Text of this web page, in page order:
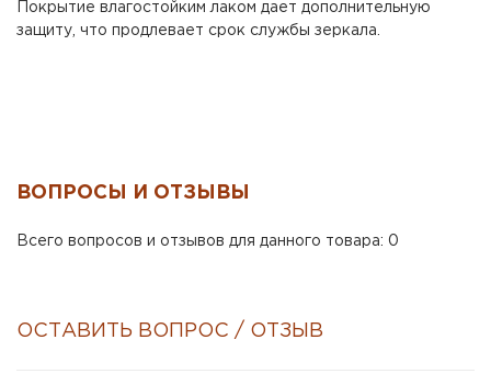
Покрытие влагостойким лаком дает дополнительную
защиту, что продлевает срок службы зеркала.
ВОПРОСЫ И ОТЗЫВЫ
Всего вопросов и отзывов для данного товара: 0
ОСТАВИТЬ ВОПРОС / ОТЗЫВ